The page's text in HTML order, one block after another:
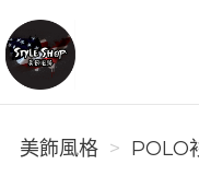
美飾風格
美飾風格 POLO